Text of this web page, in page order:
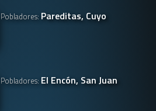
Pobladores: Pareditas, Cuyo
Pobladores: El Encón, San Juan